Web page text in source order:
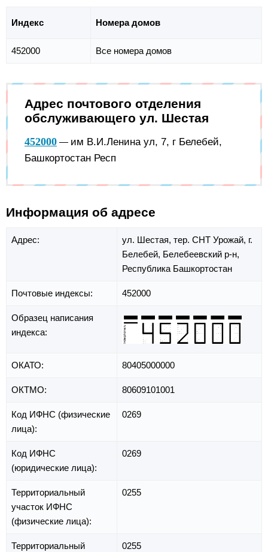
Индекс Номера домов
452000 Все номера домов
Адрес почтового отделения
обслуживающего ул. Шестая
452000 — им В.И.Ленина ул, 7, г Белебей,
Башкортостан Респ
Информация об адресе
Адрес: ул. Шестая, тер. СНТ Урожай, г.
Белебей, Белебеевский р-н,
Республика Башкортостан
Почтовые индексы: 452000
Образец написания
индекса:
ОКАТО: 80405000000
ОКТМО: 80609101001
Код ИФНС (физические
лица):
0269
Код ИФНС
(юридические лица):
0269
Территориальный
участок ИФНС
(физические лица):
0255
Территориальный
0255